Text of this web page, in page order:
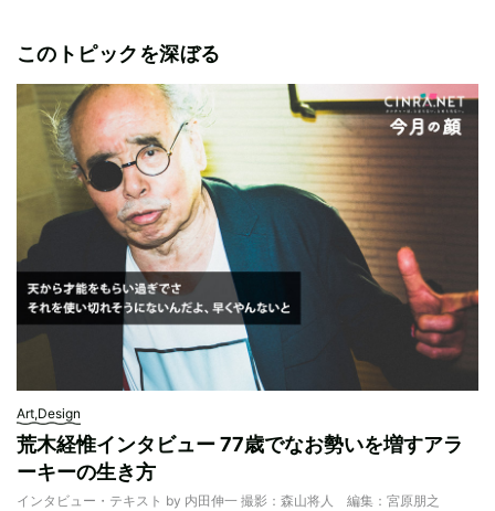
このトピックを深ぼる
Art,Design
荒木経惟インタビュー 77歳でなお勢いを増すアラ
ーキーの生き方
インタビュー・テキスト by 内田伸一 撮影：森山将人 編集：宮原朋之